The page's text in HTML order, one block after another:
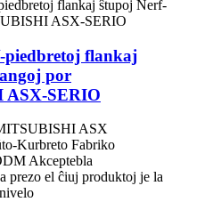
piedbretoj flankaj
por
SERIO
ASX
Kurbreto Fabriko
Akceptebla
prezo el ĉiuj produktoj je la